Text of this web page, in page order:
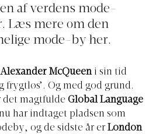
af verdens mode-
Læs mere om den
mode-by her.
Alexander McQueeni sin tid
frygtløs’. Og med god grund.
det magtfulde Global Language
har indtaget pladsen som
og de sidste år er London